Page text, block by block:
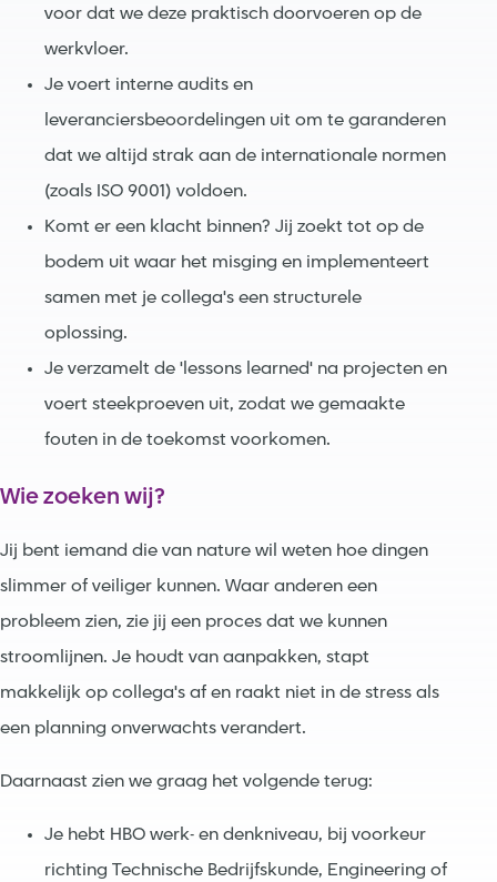
voor dat we deze praktisch doorvoeren op de
werkvloer.
Je voert interne audits en
leveranciersbeoordelingen uit om te garanderen
dat we altijd strak aan de internationale normen
(zoals ISO 9001) voldoen.
Komt er een klacht binnen? Jij zoekt tot op de
bodem uit waar het misging en implementeert
samen met je collega's een structurele
oplossing.
Je verzamelt de 'lessons learned' na projecten en
voert steekproeven uit, zodat we gemaakte
fouten in de toekomst voorkomen.
Wie zoeken wij?
Jij bent iemand die van nature wil weten hoe dingen
slimmer of veiliger kunnen. Waar anderen een
probleem zien, zie jij een proces dat we kunnen
stroomlijnen. Je houdt van aanpakken, stapt
makkelijk op collega's af en raakt niet in de stress als
een planning onverwachts verandert.
Daarnaast zien we graag het volgende terug:
Je hebt HBO werk- en denkniveau, bij voorkeur
richting Technische Bedrijfskunde, Engineering of